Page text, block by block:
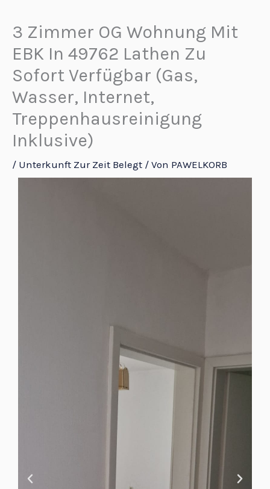
Inhalt
springen
3 Zimmer OG Wohnung Mit
EBK In 49762 Lathen Zu
Sofort Verfügbar (Gas,
Wasser, Internet,
Treppenhausreinigung
Inklusive)
/ Unterkunft Zur Zeit Belegt / Von PAWELKORB